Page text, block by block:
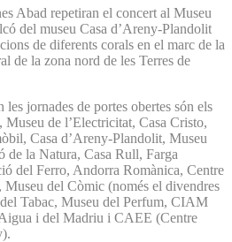
Abad repetiran el concert al Museu
del museu Casa d’Areny-Plandolit
de diferents corals en el marc de la
de la zona nord de les Terres de
jornades de portes obertes són els
de l’Electricitat, Casa Cristo,
Casa d’Areny-Plandolit, Museu
de la Natura, Casa Rull, Farga
del Ferro, Andorra Romànica, Centre
Museu del Còmic (només el divendres
Tabac, Museu del Perfum, CIAM
i del Madriu i CAEE (Centre